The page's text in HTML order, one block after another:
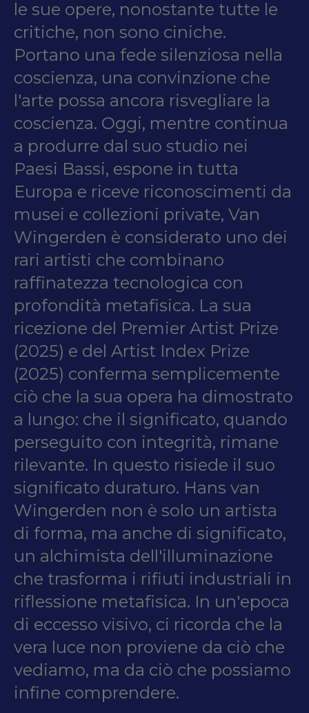
le sue opere, nonostante tutte le
critiche, non sono ciniche.
Portano una fede silenziosa nella
coscienza, una convinzione che
l'arte possa ancora risvegliare la
coscienza. Oggi, mentre continua
a produrre dal suo studio nei
Paesi Bassi, espone in tutta
Europa e riceve riconoscimenti da
musei e collezioni private, Van
Wingerden è considerato uno dei
rari artisti che combinano
raffinatezza tecnologica con
profondità metafisica. La sua
ricezione del Premier Artist Prize
(2025) e del Artist Index Prize
(2025) conferma semplicemente
ciò che la sua opera ha dimostrato
a lungo: che il significato, quando
perseguito con integrità, rimane
rilevante. In questo risiede il suo
significato duraturo. Hans van
Wingerden non è solo un artista
di forma, ma anche di significato,
un alchimista dell'illuminazione
che trasforma i rifiuti industriali in
riflessione metafisica. In un'epoca
di eccesso visivo, ci ricorda che la
vera luce non proviene da ciò che
vediamo, ma da ciò che possiamo
infine comprendere.